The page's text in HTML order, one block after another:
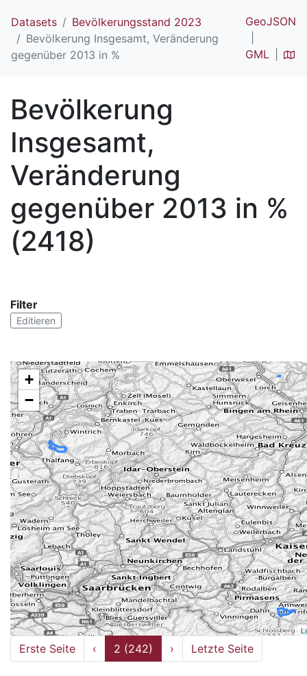
Datasets
Bevölkerungsstand 2023
Bevölkerung Insgesamt, Veränderung
gegenüber 2013 in %
GeoJSON
GML
Bevölkerung
Insgesamt,
Veränderung
gegenüber 2013 in %
(2418)
Filter
Editieren
+
−
Erste Seite ‹ 2 (242) › Letzte Seite